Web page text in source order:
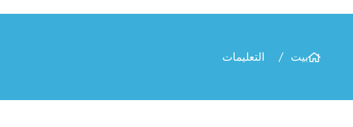
بيت التعليمات